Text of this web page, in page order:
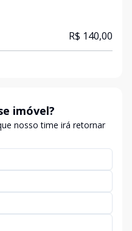
R$ 140,00
imóvel?
nosso time irá retornar